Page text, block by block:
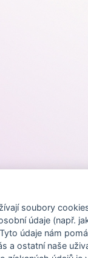
soubory
údaje (např.
údaje nám
a ostatní naše